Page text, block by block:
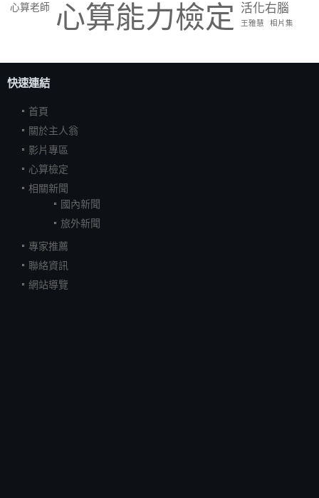
心算老師 心算能力檢定 活化右腦
王雅慧 相片集
快速連結
首頁
關於主人翁
影片專區
心算檢定
相關新聞
國內新聞
旅外新聞
專家推薦
聯絡資訊
網站導覽